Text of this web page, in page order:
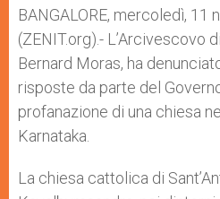
p
p
g
e
r
o
k
r
BANGALORE, mercoledì, 11
(ZENIT.org).- L’Arcivescovo
Bernard Moras, ha
risposte da parte del
profanazione di una chiesa
Karnataka.
La chiesa cattolica di